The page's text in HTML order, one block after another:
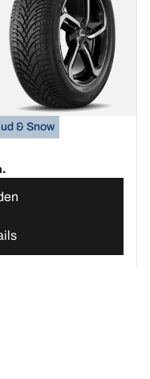
& Snow